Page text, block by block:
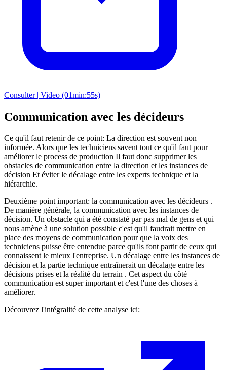
Consulter | Video (01min:55s)
Communication avec les décideurs
Ce qu'il faut retenir de ce point: La direction est souvent non
informée. Alors que les techniciens savent tout ce qu'il faut pour
améliorer le process de production Il faut donc supprimer les
obstacles de communication entre la direction et les instances de
décision Et éviter le décalage entre les experts technique et la
hiérarchie.
Deuxième point important: la communication avec les décideurs .
De manière générale, la communication avec les instances de
décision. Un obstacle qui a été constaté par pas mal de gens et qui
nous amène à une solution possible c'est qu'il faudrait mettre en
place des moyens de communication pour que la voix des
techniciens puisse être entendue parce qu'ils font partir de ceux qui
connaissent le mieux l'entreprise. Un décalage entre les instances de
décision et la partie technique entraînerait un décalage entre les
décisions prises et la réalité du terrain . Cet aspect du côté
communication est super important et c'est l'une des choses à
améliorer.
Découvrez l'intégralité de cette analyse ici: